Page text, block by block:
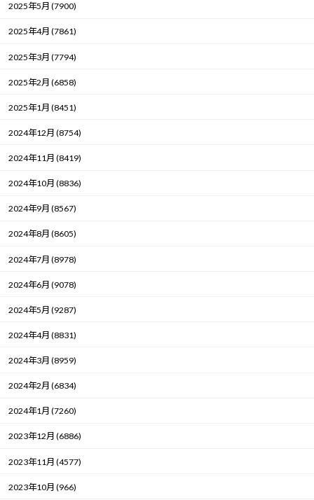
2025年5月 (7900)
2025年4月 (7861)
2025年3月 (7794)
2025年2月 (6858)
2025年1月 (8451)
2024年12月 (8754)
2024年11月 (8419)
2024年10月 (8836)
2024年9月 (8567)
2024年8月 (8605)
2024年7月 (8978)
2024年6月 (9078)
2024年5月 (9287)
2024年4月 (8831)
2024年3月 (8959)
2024年2月 (6834)
2024年1月 (7260)
2023年12月 (6886)
2023年11月 (4577)
2023年10月 (966)